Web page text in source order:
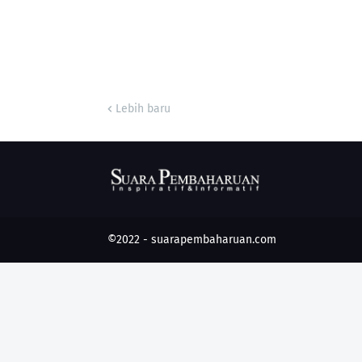
Lebih baru
©2022 - suarapembaharuan.com